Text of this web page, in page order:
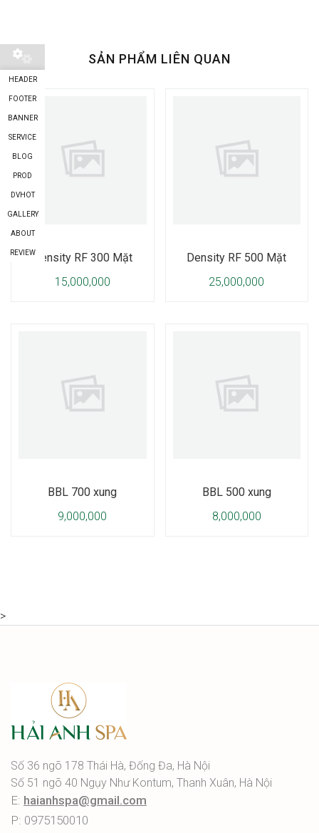
SẢN PHẨM LIÊN QUAN
Density RF 300 Mặt
15,000,000
Density RF 500 Mặt
25,000,000
BBL 700 xung
9,000,000
BBL 500 xung
8,000,000
>
Số 36 ngõ 178 Thái Hà, Đống Đa, Hà Nội
Số 51 ngõ 40 Ngụy Như Kontum, Thanh Xuân, Hà Nội
E: haianhspa@gmail.com
P: 0975150010
HEADER
FOOTER
BANNER
SERVICE
BLOG
PROD
DVHOT
GALLERY
ABOUT
REVIEW